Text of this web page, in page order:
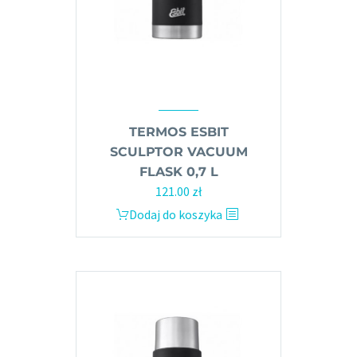
TERMOS ESBIT
SCULPTOR VACUUM
FLASK 0,7 L
121.00 zł
Dodaj do koszyka